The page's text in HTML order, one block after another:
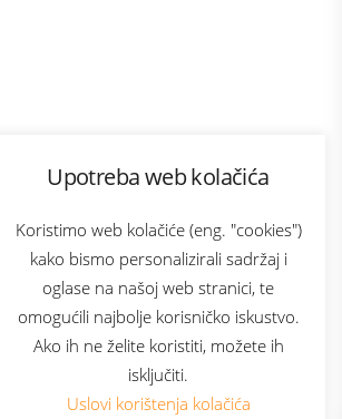
Upotreba web kolačića
Koristimo web kolačiće (eng. "cookies")
kako bismo personalizirali sadržaj i
oglase na našoj web stranici, te
omogućili najbolje korisničko iskustvo.
Ako ih ne želite koristiti, možete ih
isključiti.
Uslovi korištenja kolačića
Bonus plus
Prijava za newsletter